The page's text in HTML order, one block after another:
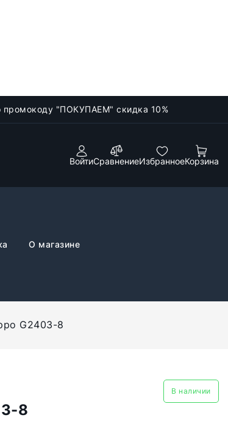
промокоду "ПОКУПАЕМ" скидка 10%
ВойтиСравнениеИзбранноеКорзина
О магазине
G2403-8
В наличии
8